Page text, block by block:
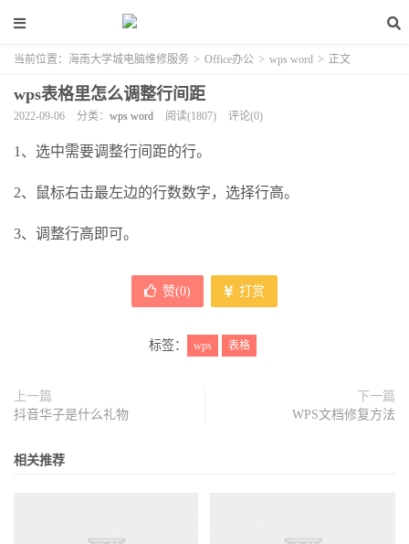
当前位置： 海南大学城电脑维修服务 > Office办公 > wps word > 正文
wps表格里怎么调整行间距
2022-09-06 分类： wps word 阅读(1807) 评论(0)
1、选中需要调整行间距的行。
2、鼠标右击最左边的行数数字，选择行高。
3、调整行高即可。
赞(0) 打赏
标签： wps 表格
上一篇
抖音华子是什么礼物
下一篇
WPS文档修复方法
相关推荐